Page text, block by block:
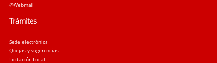
@Webmail
Trámites
Sede electrónica
Quejas y sugerencias
Licitación Local